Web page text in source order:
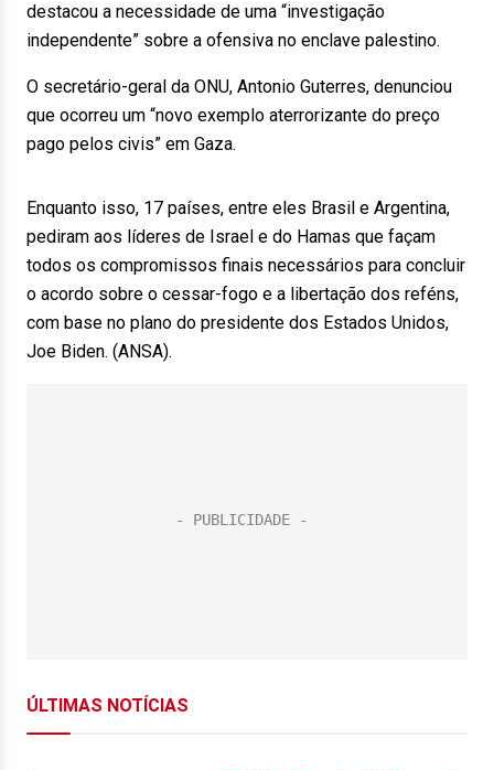
destacou a necessidade de uma “investigação
independente” sobre a ofensiva no enclave palestino.
O secretário-geral da ONU, Antonio Guterres, denunciou
que ocorreu um “novo exemplo aterrorizante do preço
pago pelos civis” em Gaza.
Enquanto isso, 17 países, entre eles Brasil e Argentina,
pediram aos líderes de Israel e do Hamas que façam
todos os compromissos finais necessários para concluir
o acordo sobre o cessar-fogo e a libertação dos reféns,
com base no plano do presidente dos Estados Unidos,
Joe Biden. (ANSA).